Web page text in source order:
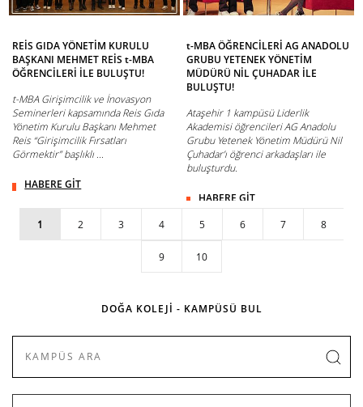
REİS GIDA YÖNETİM KURULU
BAŞKANI MEHMET REİS t-MBA
ÖĞRENCİLERİ İLE BULUŞTU!
t-MBA Girişimcilik ve İnovasyon
Seminerleri kapsamında Reis Gıda
Yönetim Kurulu Başkanı Mehmet
Reis “Girişimcilik Fırsatları
Görmektir” başlıklı ...
HABERE GİT
t-MBA ÖĞRENCİLERİ AG ANADOLU
GRUBU YETENEK YÖNETİM
MÜDÜRÜ NİL ÇUHADAR İLE
BULUŞTU!
Ataşehir 1 kampüsü Liderlik
Akademisi öğrencileri AG Anadolu
Grubu Yetenek Yönetim Müdürü Nil
Çuhadar’ı öğrenci arkadaşları ile
buluşturdu.
HABERE GİT
1
2 3 4 5 6 7 8
9 10
DOĞA KOLEJİ - KAMPÜSÜ BUL